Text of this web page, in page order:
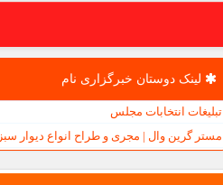
لینک دوستان خبرگزاری نام
تبلیغات انتخابات مجلس
مستر گرین وال | مجری و طراح انواع دیوار سبز